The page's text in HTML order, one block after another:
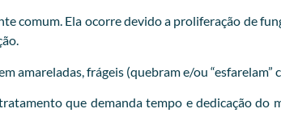
comum. Ela ocorre devido a proliferação de
amareladas, frágeis (quebram e/ou “esfarelam”
que demanda tempo e dedicação do